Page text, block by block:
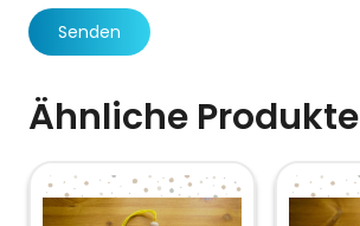
Ähnliche Produkte